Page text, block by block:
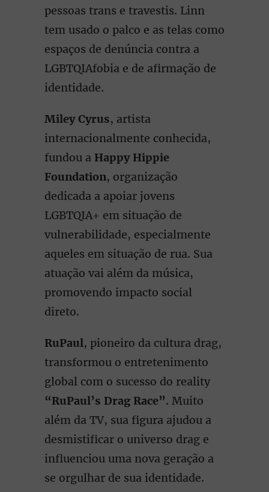
pessoas trans e travestis. Linn
tem usado o palco e as telas como
espaços de denúncia contra a
LGBTQIAfobia e de afirmação de
identidade.
Miley Cyrus, artista
internacionalmente conhecida,
fundou a Happy Hippie
Foundation, organização
dedicada a apoiar jovens
LGBTQIA+ em situação de
vulnerabilidade, especialmente
aqueles em situação de rua. Sua
atuação vai além da música,
promovendo impacto social
direto.
RuPaul, pioneiro da cultura drag,
transformou o entretenimento
global com o sucesso do reality
“RuPaul’s Drag Race”. Muito
além da TV, sua figura ajudou a
desmistificar o universo drag e
influenciou uma nova geração a
se orgulhar de sua identidade.